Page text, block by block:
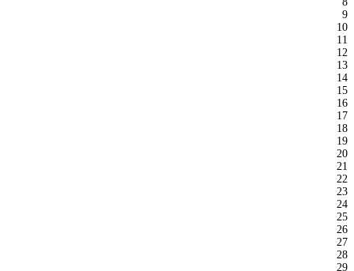
9
10
11
12
13
14
15
16
17
18
19
20
21
22
23
24
25
26
27
28
29